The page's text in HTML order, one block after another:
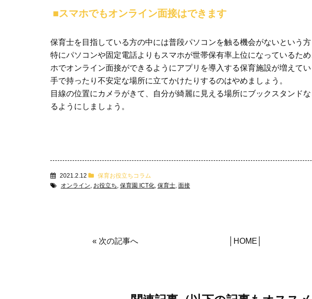
■スマホでもオンライン面接はできます
保育士を目指している方の中には普段パソコンを触る機会がないという方
特にパソコンや固定電話よりもスマホが世帯保有率上位になっているた
ホでオンライン面接ができるようにアプリを導入する保育施設が増えてい
手で持ったり不安定な場所に立てかけたりするのはやめましょう。
目線の位置にカメラがきて、自分が綺麗に見える場所にブックスタンド
るようにしましょう。
2021.2.12
保育お役立ちコラム
オンライン, お役立ち, 保育園 ICT化, 保育士, 面接
« 次の記事へ HOME